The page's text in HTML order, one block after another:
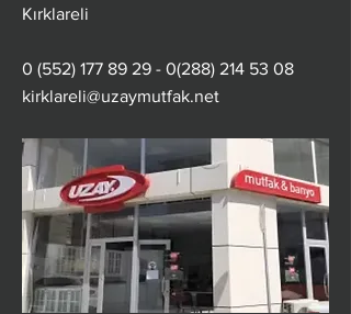
Kırklareli
0 (552) 177 89 29 - 0(288) 214 53 08
kirklareli@uzaymutfak.net